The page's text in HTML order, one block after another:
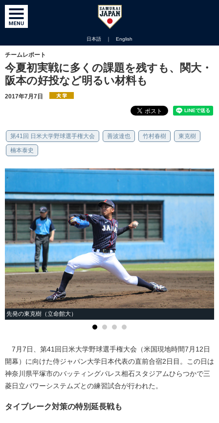
日本語 ｜ English
チームレポート
今夏初実戦に多くの課題を残すも、関大・
阪本の好投など明るい材料も
2017年7月7日
第41回 日米大学野球選手権大会 善波達也 竹村春樹 東克樹
楠本泰史
先発の東克樹（立命館大）
7月7日、第41回日米大学野球選手権大会（米国現地時間7月12日
開幕）に向けた侍ジャパン大学日本代表の直前合宿2日目。この日は
神奈川県平塚市のバッティングパレス相石スタジアムひらつかで三
菱日立パワーシステムズとの練習試合が行われた。
タイブレーク対策の特別延長戦も